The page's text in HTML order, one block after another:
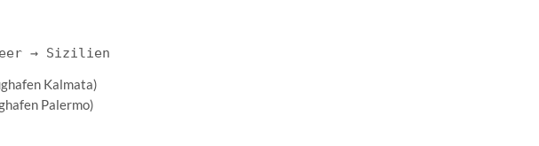
→ Sizilien
Kalmata)
Palermo)